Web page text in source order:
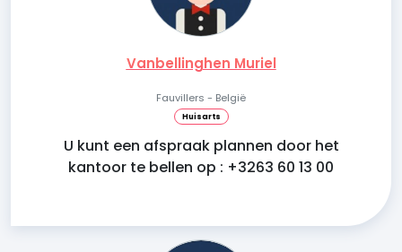
Vanbellinghen Muriel
Fauvillers - België
Huisarts
U kunt een afspraak plannen door het
kantoor te bellen op : +3263 60 13 00